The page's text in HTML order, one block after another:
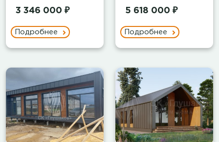
3 346 000 ₽
Подробнее
5 618 000 ₽
Подробнее